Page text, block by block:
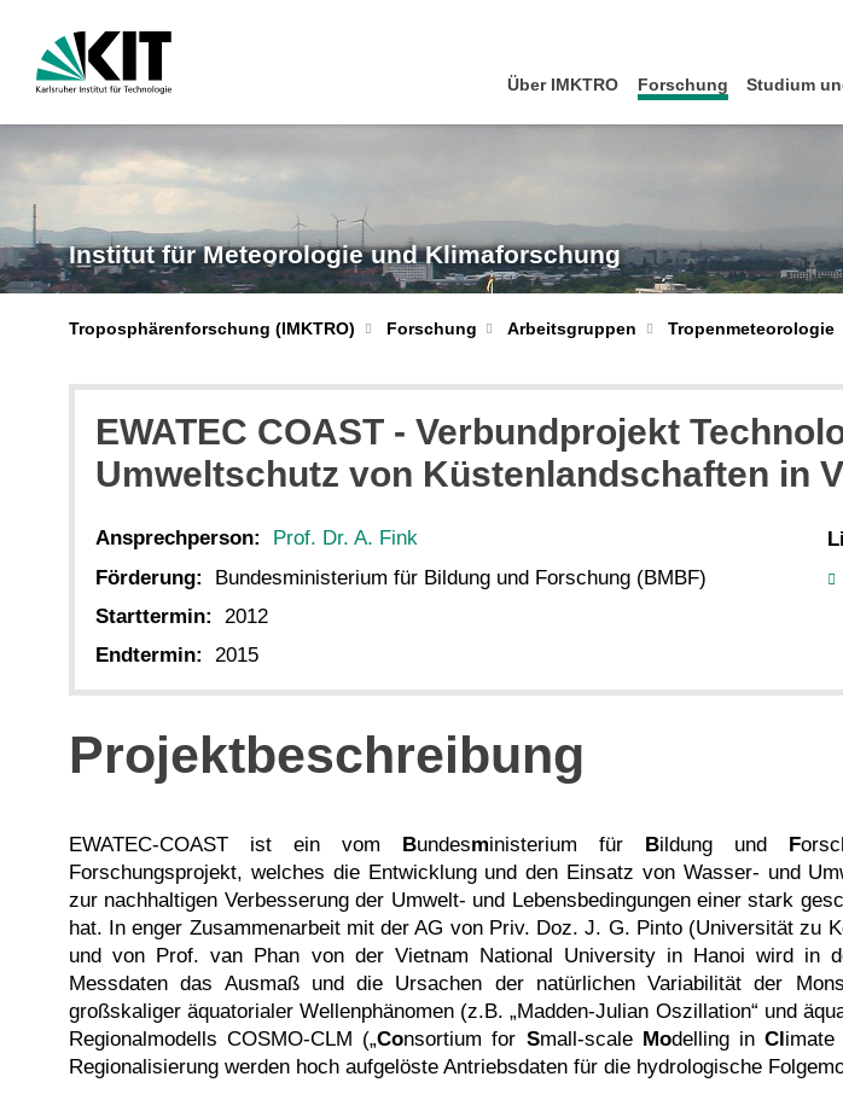
Über IMKTRO Forschung Studium
Institut für Meteorologie und Klimaforschung
Troposphärenforschung (IMKTRO) Forschung Arbeitsgruppen Tropenmeteorologie
EWATEC COAST - Verbundprojekt
Umweltschutz von Küstenlandschaften in
Ansprechperson:
Prof. Dr. A. Fink
Förderung:
Bundesministerium für Bildung und Forschung (BMBF)
Starttermin:
2012
Endtermin:
2015
Projektbeschreibung
EWATEC-COAST ist ein vom Bundesministerium für Bildung und F
Forschungsprojekt, welches die Entwicklung und den Einsatz von Wasser- und
zur nachhaltigen Verbesserung der Umwelt- und Lebensbedingungen einer stark
hat. In enger Zusammenarbeit mit der AG von Priv. Doz. J. G. Pinto (Universität zu
und von Prof. van Phan von der Vietnam National University in Hanoi wird in
Messdaten das Ausmaß und die Ursachen der natürlichen Variabilität der
großskaliger äquatorialer Wellenphänomen (z.B. „Madden-Julian Oszillation“ und
Regionalmodells COSMO-CLM („Consortium for Small-scale Modelling inClimate
Regionalisierung werden hoch aufgelöste Antriebsdaten für die hydrologische